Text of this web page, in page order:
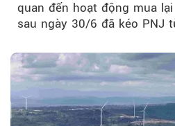
quan đến hoạt động mua
sau ngày 30/6 đã kéo PNJ